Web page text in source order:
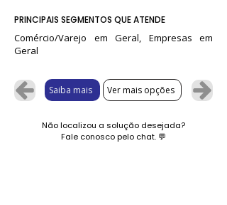
PRINCIPAIS SEGMENTOS QUE ATENDE
Comércio/Varejo em Geral, Empresas em
Geral
Saiba mais Ver mais opções
Não localizou a solução desejada?
Fale conosco pelo chat.💬